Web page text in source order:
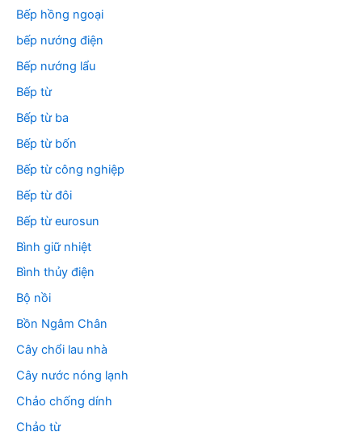
Bếp hồng ngoại
bếp nướng điện
Bếp nướng lẩu
Bếp từ
Bếp từ ba
Bếp từ bốn
Bếp từ công nghiệp
Bếp từ đôi
Bếp từ eurosun
Bình giữ nhiệt
Bình thủy điện
Bộ nồi
Bồn Ngâm Chân
Cây chổi lau nhà
Cây nước nóng lạnh
Chảo chống dính
Chảo từ